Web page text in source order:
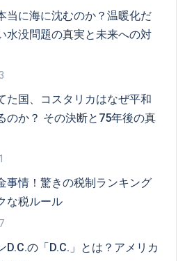
当に海に沈むのか？温暖化だ
水没問題の真実と未来への対
た国、コスタリカはなぜ平和
のか？ その決断と75年後の真
事情！驚きの税制ランキング
な税ルール
D.C.の「D.C.」とは？アメリカ